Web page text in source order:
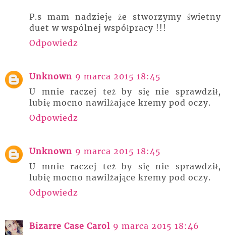
P.s mam nadzieję że stworzymy świetny
duet w wspólnej współpracy !!!
Odpowiedz
Unknown 9 marca 2015 18:45
U mnie raczej też by się nie sprawdził,
lubię mocno nawilżające kremy pod oczy.
Odpowiedz
Unknown 9 marca 2015 18:45
U mnie raczej też by się nie sprawdził,
lubię mocno nawilżające kremy pod oczy.
Odpowiedz
Bizarre Case Carol 9 marca 2015 18:46